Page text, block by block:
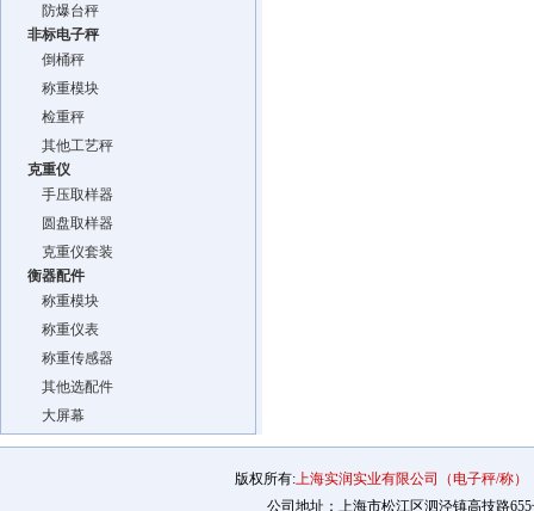
防爆台秤
非标电子秤
倒桶秤
称重模块
检重秤
其他工艺秤
克重仪
手压取样器
圆盘取样器
克重仪套装
衡器配件
称重模块
称重仪表
称重传感器
其他选配件
大屏幕
版权所有:上海实润实业有限公司（电子秤/称）
公司地址：上海市松江区泗泾镇高技路655